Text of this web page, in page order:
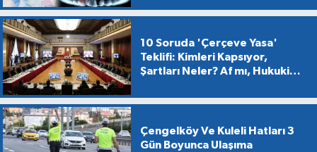
10 Soruda 'Çerçeve Yasa'
Teklifi: Kimleri Kapsıyor,
Şartları Neler? Af mı, Hukuki
Çengelköy Ve Kuleli Hatları 3
Gün Boyunca Ulaşıma